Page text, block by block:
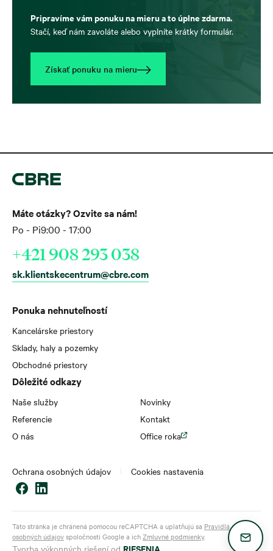
Pripravíme vám ponuku na mieru a to úplne zdarma.
Stačí, keď nám zavoláte alebo vyplníte krátky formulár.
Získať ponuku na mieru
Ponuka nehnuteľností
Kancelárske priestory
Sklady, haly a pozemky
Obchodné priestory
Dôležité odkazy
Naše služby
Referencie
O nás
Novinky
Kontakt
Office roka
Máte otázky? Ozvite sa nám!
Po - Pi9:00 - 17:00
+421 908 293 038
sk.klientskecentrum@cbre.com
Ochrana osobných údajov Cookies nastavenia
Táto stránka je chránená pomocou reCAPTCHA a uplatňujú sa Pravidlá ochrany
osobných údajovspoločnosti Google a ichZmluvné podmienky.
Tvorba výkonných riešení od RIESENIA